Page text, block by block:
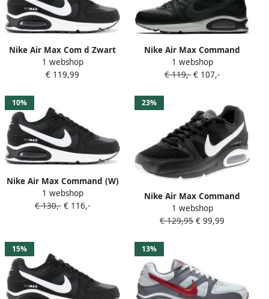
Nike Air Max Com d Zwart
Wit Sneakers Unisex
1 webshop
€ 119,99
Nike Air Max Command
Leather Sneakers Heren
Zwart Grijs
1 webshop
€ 119,- € 107,-
10%
Nike Air Max Command (W)
Dames Sneakers Schoenen
Zwart 397690-021 Doos
1 webshop
€ 130,- € 116,-
23%
Nike Air Max Command
Heren Sneakers
Sportschoenen Schoenen
1 webshop
€ 129,95 € 99,99
15% 13%